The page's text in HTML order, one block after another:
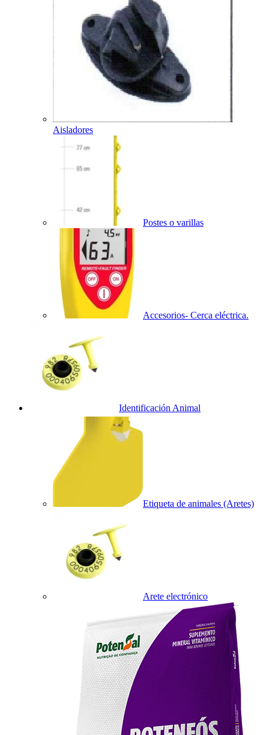
Aisladores
Postes o varillas
Accesorios- Cerca eléctrica.
Identificación Animal
Etiqueta de animales (Aretes)
Arete electrónico